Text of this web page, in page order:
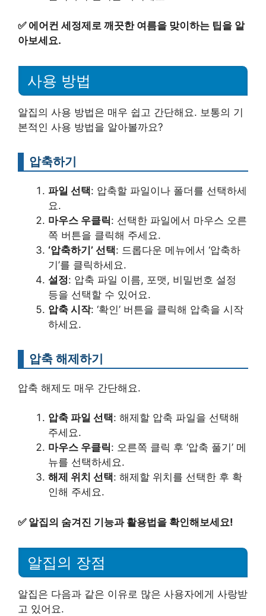
✅ 에어컨 세정제로 깨끗한 여름을 맞이하는 팁을 알
아보세요.
사용 방법
알집의 사용 방법은 매우 쉽고 간단해요. 보통의 기
본적인 사용 방법을 알아볼까요?
압축하기
파일 선택: 압축할 파일이나 폴더를 선택하세
요.
마우스 우클릭: 선택한 파일에서 마우스 오른
쪽 버튼을 클릭해 주세요.
‘압축하기’ 선택: 드롭다운 메뉴에서 ‘압축하
기’를 클릭하세요.
설정: 압축 파일 이름, 포맷, 비밀번호 설정
등을 선택할 수 있어요.
압축 시작: ‘확인’ 버튼을 클릭해 압축을 시작
하세요.
압축 해제하기
압축 해제도 매우 간단해요.
압축 파일 선택: 해제할 압축 파일을 선택해
주세요.
마우스 우클릭: 오른쪽 클릭 후 ‘압축 풀기’ 메
뉴를 선택하세요.
해제 위치 선택: 해제할 위치를 선택한 후 확
인해 주세요.
✅ 알집의 숨겨진 기능과 활용법을 확인해보세요!
알집의 장점
알집은 다음과 같은 이유로 많은 사용자에게 사랑받
고 있어요.